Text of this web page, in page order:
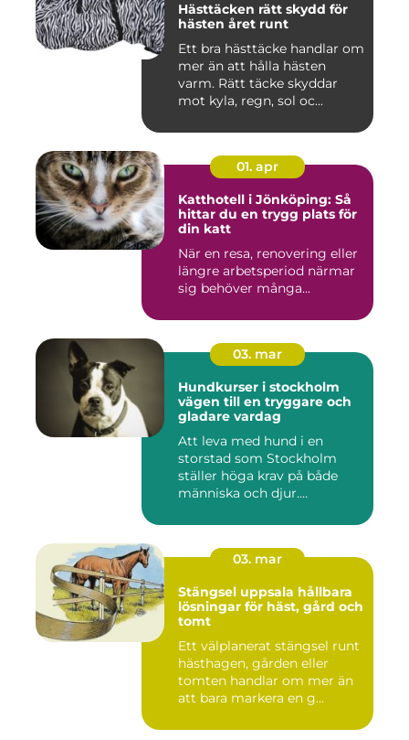
Hästtäcken rätt skydd för
hästen året runt
Ett bra hästtäcke handlar om
mer än att hålla hästen
varm. Rätt täcke skyddar
mot kyla, regn, sol oc...
01. apr
Katthotell i Jönköping: Så
hittar du en trygg plats för
din katt
När en resa, renovering eller
längre arbetsperiod närmar
sig behöver många...
03. mar
Hundkurser i stockholm
vägen till en tryggare och
gladare vardag
Att leva med hund i en
storstad som Stockholm
ställer höga krav på både
människa och djur.
03. mar
Stängsel uppsala hållbara
lösningar för häst, gård och
tomt
Ett välplanerat stängsel runt
hästhagen, gården eller
tomten handlar om mer än
att bara markera en g...